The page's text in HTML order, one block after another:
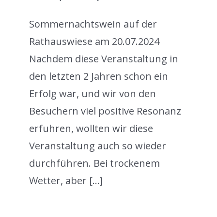
Sommernachtswein auf der
Rathauswiese am 20.07.2024
Nachdem diese Veranstaltung in
den letzten 2 Jahren schon ein
Erfolg war, und wir von den
Besuchern viel positive Resonanz
erfuhren, wollten wir diese
Veranstaltung auch so wieder
durchführen. Bei trockenem
Wetter, aber [...]